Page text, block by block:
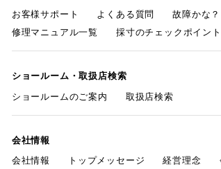
お客様サポート
よくある質問 故障かな
修理マニュアル一覧
採寸のチェックポイント
ショールーム・取扱店検索
ショールームのご案内
取扱店検索
会社情報
会社情報
トップメッセージ 経営理念